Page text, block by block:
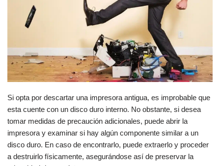
Si opta por descartar una impresora antigua, es improbable que
esta cuente con un disco duro interno. No obstante, si desea
tomar medidas de precaución adicionales, puede abrir la
impresora y examinar si hay algún componente similar a un
disco duro. En caso de encontrarlo, puede extraerlo y proceder
a destruirlo físicamente, asegurándose así de preservar la